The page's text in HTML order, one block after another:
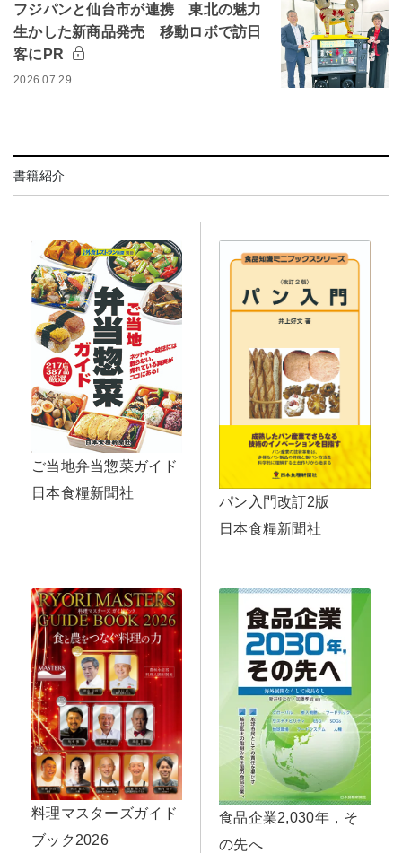
フジパンと仙台市が連携 東北の魅力
生かした新商品発売 移動ロボで訪日
客にPR
2026.07.29
書籍紹介
ご当地弁当惣菜ガイド
日本食糧新聞社
パン入門改訂2版
日本食糧新聞社
料理マスターズガイド
ブック2026
食品企業2,030年，そ
の先へ